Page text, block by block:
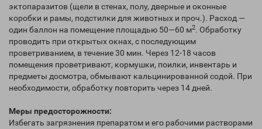
эктопаразитов (щели в стенах, полу, дверные и оконные
коробки и рамы, подстилки для животных и проч.). Расход —
один баллон на помещение площадью 50—60 м2. Обработку
проводить при открытых окнах, с последующим
проветриванием, в течение 30 мин. Через 12-18 часов
помещения проветривают, кормушки, поилки, инвентарь и
предметы досмотра, обмывают кальцинированной содой. При
необходимости, обработку повторить через 14 дней.
Меры предосторожности:
Избегать загрязнения препаратом и его рабочими растворами